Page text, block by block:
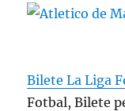
Bilete La Liga
Fotbal, Bilete